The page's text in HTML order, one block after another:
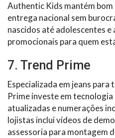
Authentic Kids mantém bom
entrega nacional sem
nascidos até adolescentes
promocionais para quem
7. Trend Prime
Especializada em jeans
Prime investe em
atualizadas e numerações
lojistas inclui vídeos de
assessoria para montagem